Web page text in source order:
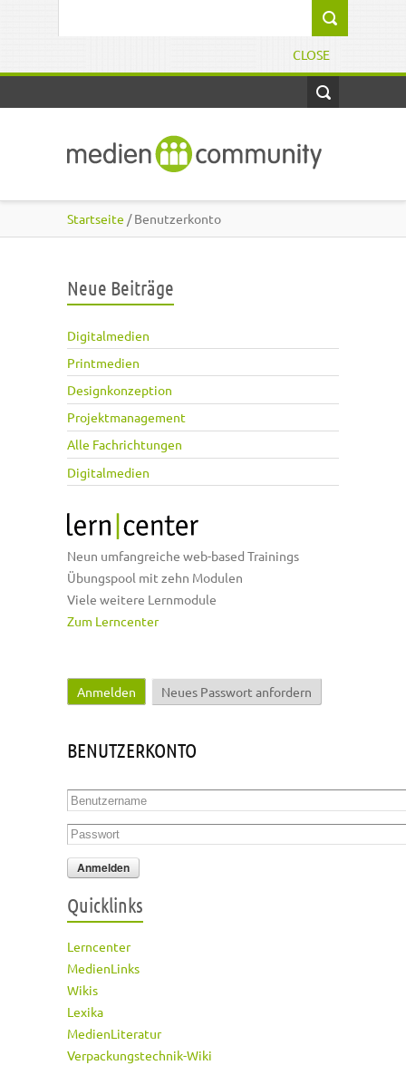
CLOSE
Startseite / Benutzerkonto
Neue Beiträge
Digitalmedien
Printmedien
Designkonzeption
Projektmanagement
Alle Fachrichtungen
Digitalmedien
Neun umfangreiche web-based Trainings
Übungspool mit zehn Modulen
Viele weitere Lernmodule
Zum Lerncenter
Haupt-Reiter
Anmelden (aktiver Reiter)
Neues Passwort anfordern
BENUTZERKONTO
Benutzername
Passwort
Quicklinks
Lerncenter
MedienLinks
Wikis
Lexika
MedienLiteratur
Verpackungstechnik-Wiki